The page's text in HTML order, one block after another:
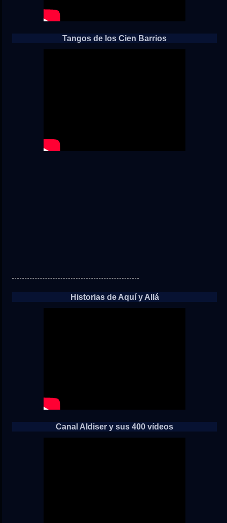
Tangos de los Cien Barrios
Historias de Aquí y Allá
Canal Aldiser y sus 400 vídeos